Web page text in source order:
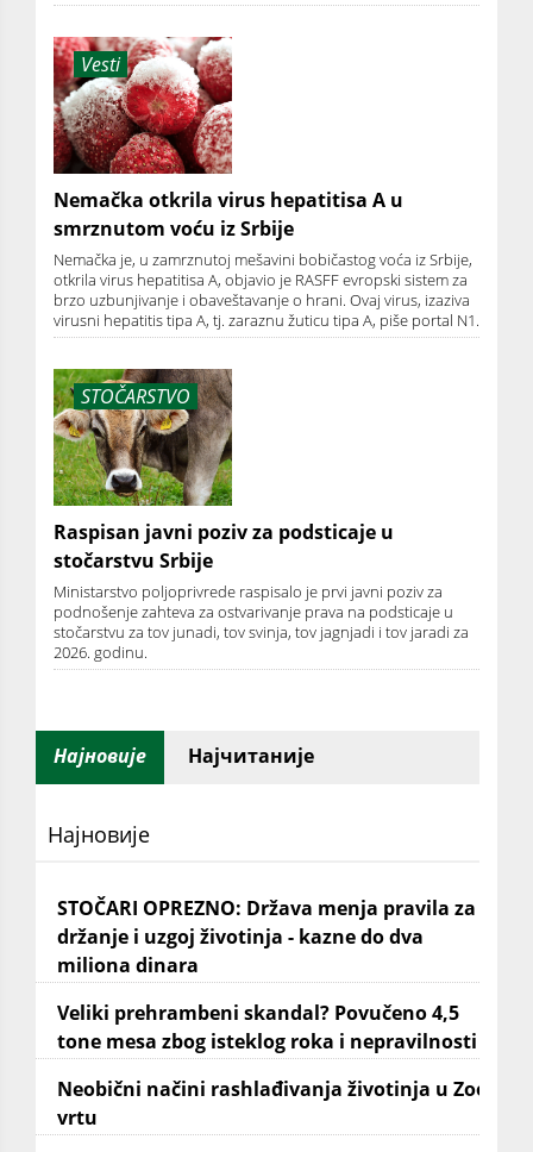
Vesti
Nemačka otkrila virus hepatitisa A u
smrznutom voću iz Srbije
Nemačka je, u zamrznutoj mešavini bobičastog voća iz Srbije,
otkrila virus hepatitisa A, objavio je RASFF evropski sistem za
brzo uzbunjivanje i obaveštavanje o hrani. Ovaj virus, izaziva
virusni hepatitis tipa A, tj. zaraznu žuticu tipa A, piše portal N1.
STOČARSTVO
Raspisan javni poziv za podsticaje u
stočarstvu Srbije
Ministarstvo poljoprivrede raspisalo je prvi javni poziv za
podnošenje zahteva za ostvarivanje prava na podsticaje u
stočarstvu za tov junadi, tov svinja, tov jagnjadi i tov jaradi za
2026. godinu.
Најновије Најчитаније
Најновије
STOČARI OPREZNO: Država menja pravila za
držanje i uzgoj životinja - kazne do dva
miliona dinara
Veliki prehrambeni skandal? Povučeno 4,5
tone mesa zbog isteklog roka i nepravilnosti
Neobični načini rashlađivanja životinja u Zoo
vrtu